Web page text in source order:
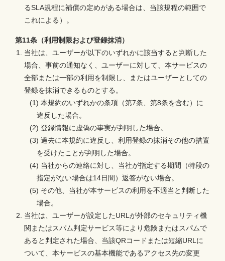
るSLA規程に補償の定めがある場合は、当該規程の範囲で
これによる）。
第11条（利用制限および登録抹消）
当社は、ユーザーが以下のいずれかに該当すると判断した
場合、事前の通知なく、ユーザーに対して、本サービスの
全部または一部の利用を制限し、またはユーザーとしての
登録を抹消できるものとする。
(1) 本規約のいずれかの条項（第7条、第8条を含む）に
違反した場合。
(2) 登録情報に虚偽の事実が判明した場合。
(3) 過去に本規約に違反し、利用登録の抹消その他の措置
を受けたことが判明した場合。
(4) 当社からの連絡に対し、当社が指定する期間（特段の
指定がない場合は14日間）返答がない場合。
(5) その他、当社が本サービスの利用を不適当と判断した
場合。
当社は、ユーザーが設定したURLが外部のセキュリティ機
関またはスパム判定サービス等により危険またはスパムで
あると判定された場合、当該QRコードまたは短縮URLに
ついて、本サービスの基本機能であるアクセス先の変更